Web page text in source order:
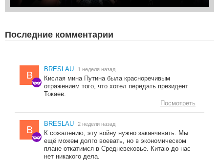
Последние комментарии
B
BRESLAU 1 неделя назад
Кислая мина Путина была красноречивым
отражением того, что хотел передать президент
Токаев.
Посмотреть
B
BRESLAU 2 недели назад
К сожалению, эту войну нужно заканчивать. Мы
ещё можем долго воевать, но в экономическом
плане откатимся в Средневековье. Китаю до нас
нет никакого дела.